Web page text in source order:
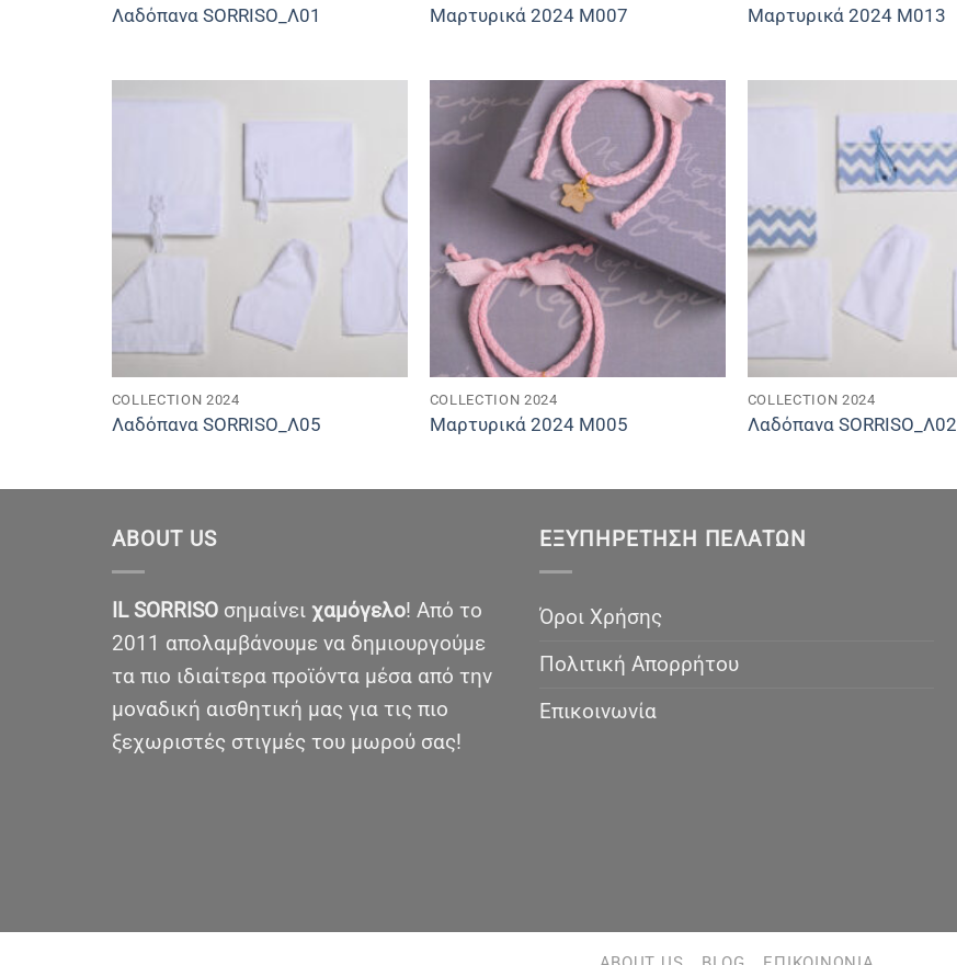
Λαδόπανα SORRISO_Λ01 Μαρτυρικά 2024 M007 Μαρτυρικά 2024 M013
COLLECTION 2024
Λαδόπανα SORRISO_Λ05
COLLECTION 2024
Μαρτυρικά 2024 M005
COLLECTION 2024
Λαδόπανα SORRISO_Λ02
ABOUT US
IL SORRISO σημαίνει χαμόγελο! Από το
2011 απολαμβάνουμε να δημιουργούμε
τα πιο ιδιαίτερα προϊόντα μέσα από την
μοναδική αισθητική μας για τις πιο
ξεχωριστές στιγμές του μωρού σας!
ΕΞΥΠΗΡΈΤΗΣΗ ΠΕΛΑΤΏΝ
Όροι Χρήσης
Πολιτική Απορρήτου
Επικοινωνία